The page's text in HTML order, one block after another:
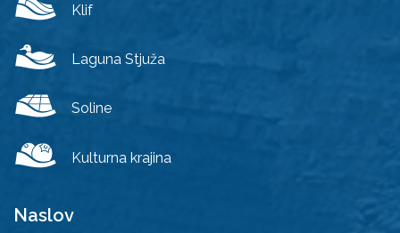
Klif
Laguna Stjuža
Soline
Kulturna krajina
Naslov